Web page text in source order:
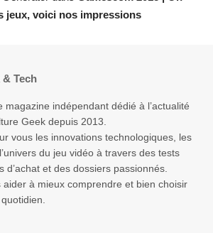
jeux, voici nos impressions
& Tech
indépendant dédié à l’actualité
Geek depuis 2013.
vous les innovations technologiques, les
du jeu vidéo à travers des tests
d’achat et des dossiers passionnés.
aider à mieux comprendre et bien choisir